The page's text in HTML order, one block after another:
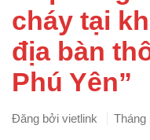
cháy tại
địa bàn
Phú Yên”
Đăng bởi vietlink Tháng